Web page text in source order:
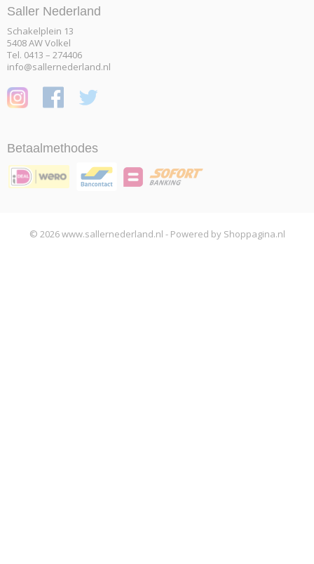
Saller Nederland
Schakelplein 13
5408 AW Volkel
Tel. 0413 – 274406
info@sallernederland.nl
Betaalmethodes
© 2026 www.sallernederland.nl - Powered by Shoppagina.nl